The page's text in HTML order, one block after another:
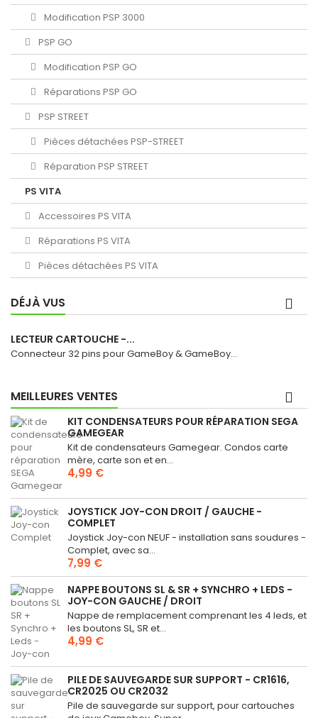
Modification PSP 3000
PSP GO
Modification PSP GO
Réparations PSP GO
PSP STREET
Pièces détachées PSP-STREET
Réparation PSP STREET
PS VITA
Accessoires PS VITA
Réparations PS VITA
Pièces détachées PS VITA
DÉJÀ VUS
LECTEUR CARTOUCHE -...
Connecteur 32 pins pour GameBoy & GameBoy...
MEILLEURES VENTES
KIT CONDENSATEURS POUR RÉPARATION SEGA
GAMEGEAR
Kit de condensateurs Gamegear. Condos carte
mère, carte son et en...
4,99 €
JOYSTICK JOY-CON DROIT / GAUCHE -
COMPLET
Joystick Joy-con NEUF - installation sans soudures -
Complet, avec sa...
7,99 €
NAPPE BOUTONS SL & SR + SYNCHRO + LEDS -
JOY-CON GAUCHE / DROIT
Nappe de remplacement comprenant les 4 leds, et
les boutons SL, SR et...
4,99 €
PILE DE SAUVEGARDE SUR SUPPORT - CR1616,
CR2025 OU CR2032
Pile de sauvegarde sur support, pour cartouches